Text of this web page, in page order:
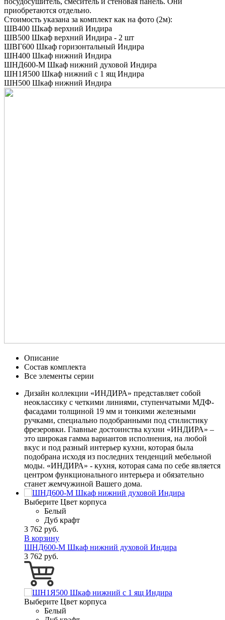
приобретаются отдельно.
Стоимость указана за комплект как на фото (2м):
ШВ400 Шкаф верхний Индира
ШВ500 Шкаф верхний Индира - 2 шт
ШВГ600 Шкаф горизонтальный Индира
ШН400 Шкаф нижний Индира
ШНД600-М Шкаф нижний духовой Индира
ШН1Я500 Шкаф нижний с 1 ящ Индира
ШН500 Шкаф нижний Индира
Описание
Состав комплекта
Все элементы серии
Дизайн коллекции «ИНДИРА» представляет собой
неоклассику с четкими линиями, ступенчатыми МДФ-
фасадами толщиной 19 мм и тонкими железными
ручками, специально подобранными под стилистику
фрезеровки. Главные достоинства кухни «ИНДИРА» –
это широкая гамма вариантов исполнения, на любой
вкус и под разный интерьер кухни, которая была
подобрана исходя из последних тенденций мебельной
моды. «ИНДИРА» - кухня, которая сама по себе является
центром функционального интерьера и обязательно
станет жемчужиной Вашего дома.
Выберите Цвет корпуса
Белый
Дуб крафт
3 762 руб.
В корзину
ШНД600-М Шкаф нижний духовой Индира
3 762 руб.
Выберите Цвет корпуса
Белый